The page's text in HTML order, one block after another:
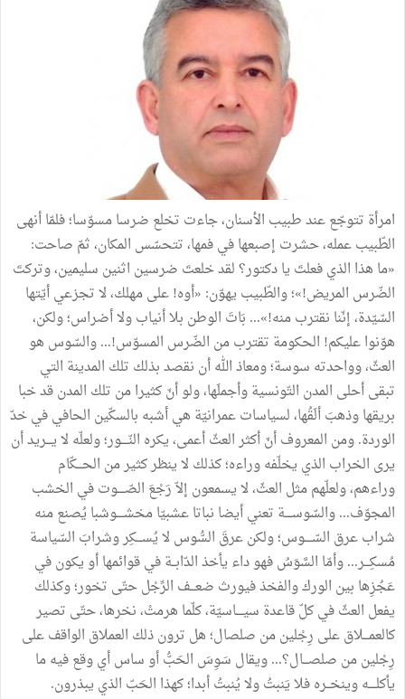
امرأة تتوجّع عند طبيب الأسنان، جاءت تخلع ضرسا مسوّسا؛ فلمّا أنهى
الطّبيب عمله، حشرت إصبعها في فمها، تتحسّس المكان، ثمّ صاحت:
«ما هذا الذي فعلتَ يا دكتور؟ لقد خلعتَ ضرسين اثنين سليمين، وتركتَ
الضّرس المريض!»؛ والطّبيب يهوّن: «أوه! على مهلك، لا تجزعي أيّتها
السّيّدة، إنّنا نقترب منه!»... بَاتَ الوطن بلا أنياب ولا أضراس؛ ولكن،
هوّنوا عليكم! الحكومة تقترب من الضّرس المسوّس!... والسّوس هو
العثّ، وواحدته سوسة؛ ومعاذ الله أن نقصد بذلك تلك المدينة التي
تبقى أحلى المدن التّونسية وأجملَها، ولو أنّ كثيرا من تلك المدن قد خبا
بريقها وذهبَ ألَقُها، لسياسات عمرانيّة هي أشبه بالسكّين الحافي في خدّ
الوردة. ومن المعروف أنّ أكثر العثّ أعمى، يكره النّــــور؛ ولعلّه لا يـــريد أن
يرى الخراب الذي يخلّفه وراءه؛ كذلك لا ينظر كثير من الحـــكّام
وراءهم، ولعلّهم مثل العثّ، لا يسمعون إلاّ رَجْعَ الصّــــوت في الخشب
المجوّف... والسّوســــة تعني أيضا نباتا عشبيّا مخشــــوشبا يُصنع منه
شراب عرق السّــــوس؛ ولكن عرقَ السُّوس لا يُســـكِر وشرابَ السّياسة
مُسكِـــر... وأمّا السَّوَسُ فهو داء يأخذ الدّابــة في قوائمها أو يكون في
عَجُزِها بين الورك والفخذ فيورث ضعـــف الرِّجْل حتّى تخور؛ وكذلك
يفعل العثّ في كلّ قاعدة سيــــاسيّة، كلّما هرمتْ، نخرها، حتّى تصير
كالعمـــلاق على رِجْلين من صلصال؛ هل ترون ذلك العملاق الواقف على
رِجْلين من صلصـــال؟... ويقال سَوِسَ الحَبُّ أو ساس أي وقع فيه ما
يأكلــــه وينخــره فلا يَنبتُ ولا يُنبتُ أبدا؛ كهذا الحَبّ الذي يبذرون.